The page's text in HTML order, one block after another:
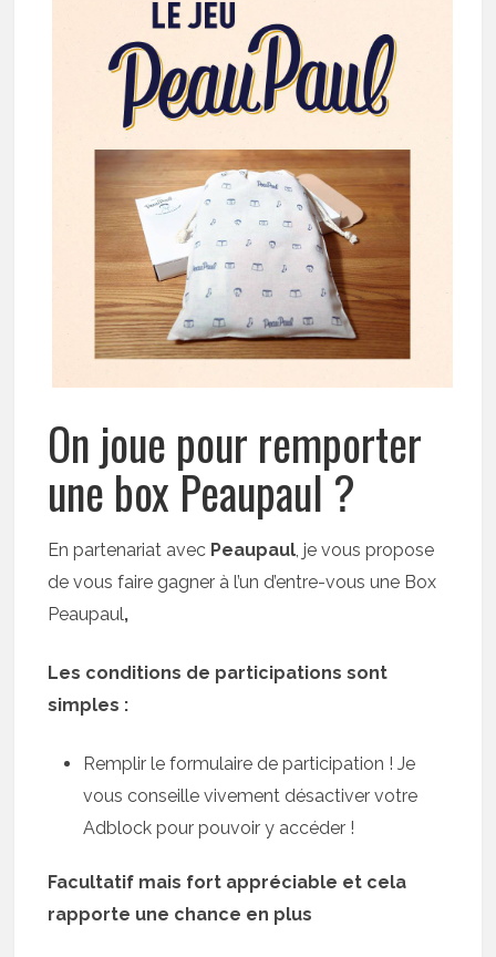
On joue pour remporter
une box Peaupaul ?
En partenariat avec Peaupaul, je vous propose
de vous faire gagner à l’un d’entre-vous une Box
Peaupaul,
Les conditions de participations sont
simples :
Remplir le formulaire de participation ! Je
vous conseille vivement désactiver votre
Adblock pour pouvoir y accéder !
Facultatif mais fort appréciable et cela
rapporte une chance en plus